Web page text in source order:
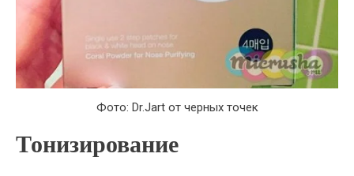
Фото: Dr.Jart от черных точек
Тонизирование